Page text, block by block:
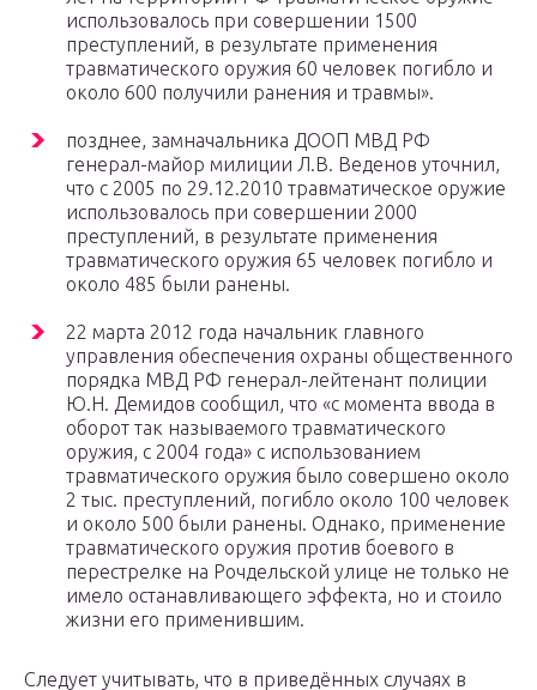
использовалось при совершении 1500
преступлений, в результате применения
травматического оружия 60 человек погибло и
около 600 получили ранения и травмы».
позднее, замначальника ДООП МВД РФ
генерал-майор милиции Л.В. Веденов уточнил,
что с 2005 по 29.12.2010 травматическое оружие
использовалось при совершении 2000
преступлений, в результате применения
травматического оружия 65 человек погибло и
около 485 были ранены.
22 марта 2012 года начальник главного
управления обеспечения охраны общественного
порядка МВД РФ генерал-лейтенант полиции
Ю.Н. Демидов сообщил, что «с момента ввода в
оборот так называемого травматического
оружия, с 2004 года» с использованием
травматического оружия было совершено около
2 тыс. преступлений, погибло около 100 человек
и около 500 были ранены. Однако, применение
травматического оружия против боевого в
перестрелке на Рочдельской улице не только не
имело останавливающего эффекта, но и стоило
жизни его применившим.
Следует учитывать, что в приведённых случаях в